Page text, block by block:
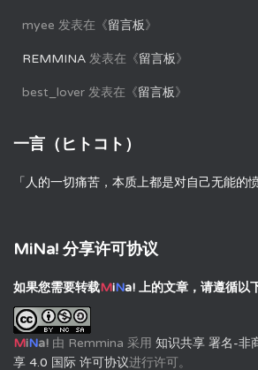
myee 发表在《留言板》
REMMINA 发表在《留言板》
best_lover 发表在《留言板》
一言（ヒトコト）
「人的一切痛苦，本质上都是对自己无能的
MiNa! 分享许可协议
如果您需要转载MiNa! 上的文章，请遵循以
MiNa! 由 Remmina 采用 知识共享 署名-非
享 4.0 国际 许可协议进行许可。